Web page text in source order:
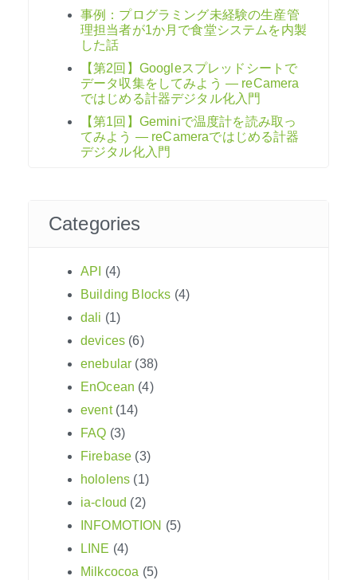
事例：プログラミング未経験の生産管
理担当者が1か月で食堂システムを内製
した話
【第2回】Googleスプレッドシートで
データ収集をしてみよう ― reCamera
ではじめる計器デジタル化入門
【第1回】Geminiで温度計を読み取っ
てみよう ― reCameraではじめる計器
デジタル化入門
Categories
API
(4)
Building Blocks (4)
dali (1)
devices (6)
enebular (38)
EnOcean (4)
event(14)
FAQ (3)
Firebase (3)
hololens (1)
ia-cloud (2)
INFOMOTION (5)
LINE (4)
Milkcocoa (5)